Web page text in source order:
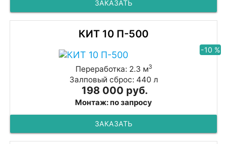
ЗАКАЗАТЬ
КИТ 10 П-500
-10 %
Переработка: 2.3 м3
Залповый сброс: 440 л
198 000 руб.
Монтаж: по запросу
ЗАКАЗАТЬ